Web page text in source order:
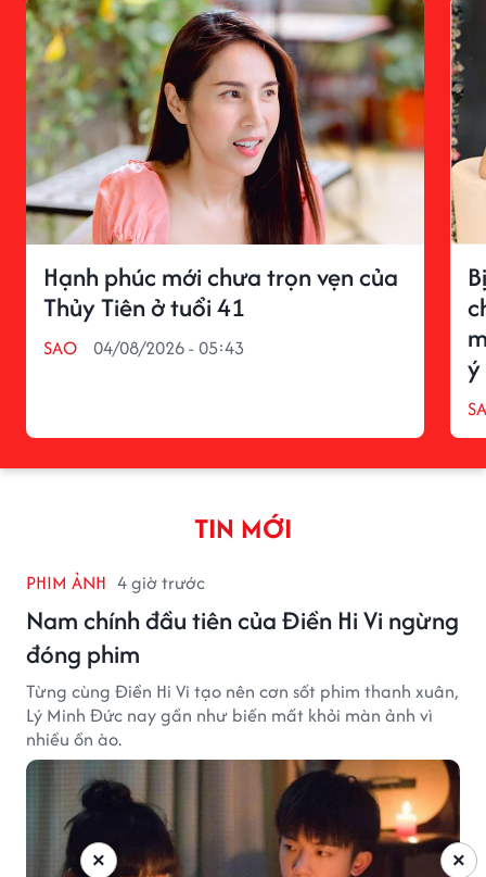
Hạnh phúc mới chưa trọn vẹn của
Thủy Tiên ở tuổi 41
SAO 04/08/2026 - 05:43
ý
TIN MỚI
PHIM ẢNH 4 giờ trước
Nam chính đầu tiên của Điền Hi Vi ngừng
đóng phim
Từng cùng Điền Hi Vi tạo nên cơn sốt phim thanh xuân,
Lý Minh Đức nay gần như biến mất khỏi màn ảnh vì
nhiều ồn ào.
×
×